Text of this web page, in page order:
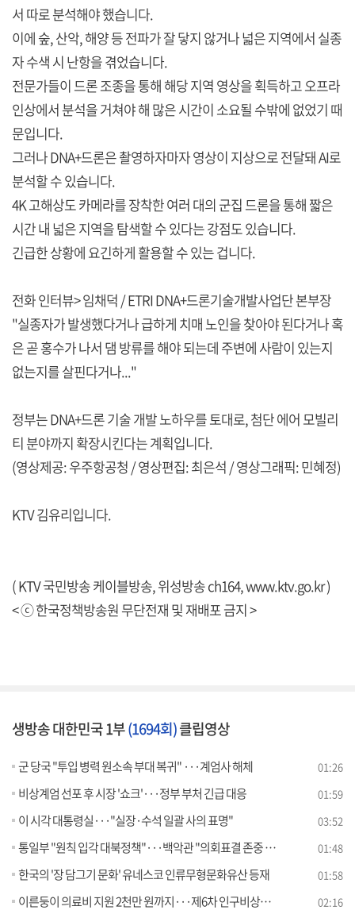
서 따로 분석해야 했습니다.
이에 숲, 산악, 해양 등 전파가 잘 닿지 않거나 넓은 지역에서 실종
자 수색 시 난항을 겪었습니다.
전문가들이 드론 조종을 통해 해당 지역 영상을 획득하고 오프라
인상에서 분석을 거쳐야 해 많은 시간이 소요될 수밖에 없었기 때
문입니다.
그러나 DNA+드론은 촬영하자마자 영상이 지상으로 전달돼 AI로
분석할 수 있습니다.
4K 고해상도 카메라를 장착한 여러 대의 군집 드론을 통해 짧은
시간 내 넓은 지역을 탐색할 수 있다는 강점도 있습니다.
긴급한 상황에 요긴하게 활용할 수 있는 겁니다.
전화 인터뷰> 임채덕 / ETRI DNA+드론기술개발사업단 본부장
"실종자가 발생했다거나 급하게 치매 노인을 찾아야 된다거나 혹
은 곧 홍수가 나서 댐 방류를 해야 되는데 주변에 사람이 있는지
없는지를 살핀다거나..."
정부는 DNA+드론 기술 개발 노하우를 토대로, 첨단 에어 모빌리
티 분야까지 확장시킨다는 계획입니다.
(영상제공: 우주항공청 / 영상편집: 최은석 / 영상그래픽: 민혜정)
KTV 김유리입니다.
( KTV 국민방송 케이블방송, 위성방송 ch164,www.ktv.go.kr)
< ⓒ 한국정책방송원 무단전재 및 재배포 금지 >
생방송 대한민국 1부(1694회)클립영상
군 당국 "투입 병력 원소속 부대 복귀" ···계엄사 해체 01:26
비상계엄 선포 후 시장 '쇼크'···정부 부처 긴급 대응 01:59
이 시각 대통령실···"실장·수석 일괄 사의 표명" 03:52
통일부 "원칙 입각 대북정책"···백악관 "의회표결 존중 안도" 01:48
한국의 '장 담그기 문화' 유네스코 인류무형문화유산 등재 01:58
이른둥이 의료비 지원 2천만 원까지···제6차 인구비상대책회의 02:16